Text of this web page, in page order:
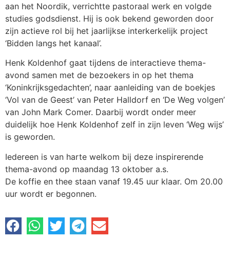
aan het Noordik, verrichtte pastoraal werk en volgde
studies godsdienst. Hij is ook bekend geworden door
zijn actieve rol bij het jaarlijkse interkerkelijk project
‘Bidden langs het kanaal’.
Henk Koldenhof gaat tijdens de interactieve thema-
avond samen met de bezoekers in op het thema
‘Koninkrijksgedachten’, naar aanleiding van de boekjes
‘Vol van de Geest’ van Peter Halldorf en ‘De Weg volgen’
van John Mark Comer. Daarbij wordt onder meer
duidelijk hoe Henk Koldenhof zelf in zijn leven ‘Weg wijs’
is geworden.
Iedereen is van harte welkom bij deze inspirerende
thema-avond op maandag 13 oktober a.s.
De koffie en thee staan vanaf 19.45 uur klaar. Om 20.00
uur wordt er begonnen.